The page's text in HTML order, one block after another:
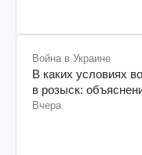
Война в Украине
В каких условиях
в розыск:
Вчера